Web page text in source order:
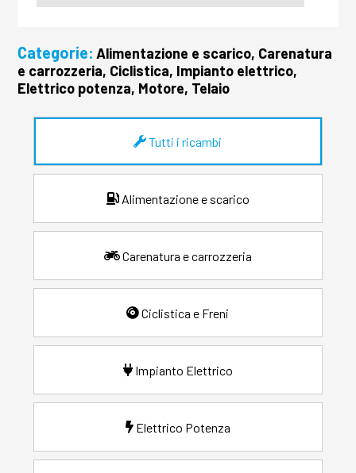
Categorie: Alimentazione e scarico, Carenatura
e carrozzeria, Ciclistica, Impianto elettrico,
Elettrico potenza, Motore, Telaio
Tutti i ricambi
Alimentazione e scarico
Carenatura e carrozzeria
Ciclistica e Freni
Impianto Elettrico
Elettrico Potenza